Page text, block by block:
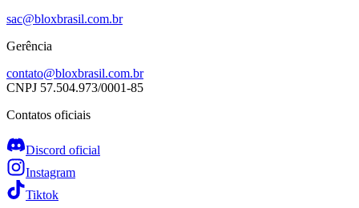
sac@bloxbrasil.com.br
Gerência
contato@bloxbrasil.com.br
CNPJ 57.504.973/0001-85
Contatos oficiais
Discord oficial
Instagram
Tiktok